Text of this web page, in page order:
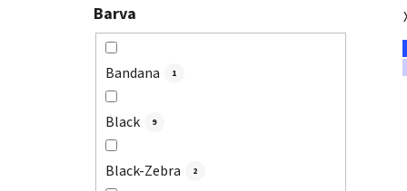
Barva
Bandana 1
Black 9
Black-Zebra 2